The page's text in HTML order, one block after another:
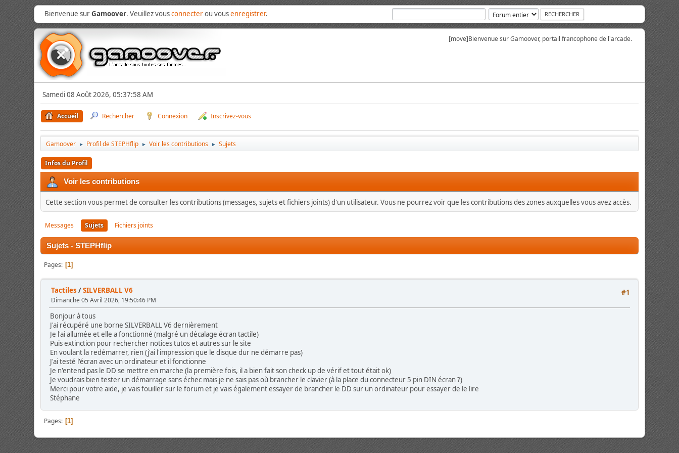
Bienvenue surGamoover. Veuillez vousconnecterou vousenregistrer.
[move]Bienvenue sur Gamoover, portail francophone de l'arcade.
Samedi 08 Août 2026, 05:37:58 AM
Accueil Rechercher Connexion Inscrivez-vous
Gamoover ► Profil de STEPHflip ► Voir les contributions ► Sujets
Infos du Profil
Voir les contributions
Cette section vous permet de consulter les contributions (messages, sujets et fichiers joints) d'un utilisateur. Vous ne pourrez voir que les contributions des zones auxquelles vous avez accès.
Messages Sujets Fichiers joints
Sujets - STEPHflip
Pages 1
#1
Tactiles /SILVERBALL V6
Dimanche 05 Avril 2026, 19:50:46 PM
Bonjour à tous
J'ai récupéré une borne SILVERBALL V6 dernièrement
Je l'ai allumée et elle a fonctionné (malgré un décalage écran tactile)
Puis extinction pour rechercher notices tutos et autres sur le site
En voulant la redémarrer, rien (j'ai l'impression que le disque dur ne démarre pas)
J'ai testé l'écran avec un ordinateur et il fonctionne
Je n'entend pas le DD se mettre en marche (la première fois, il a bien fait son check up de vérif et tout était ok)
Je voudrais bien tester un démarrage sans échec mais je ne sais pas où brancher le clavier (à la place du connecteur 5 pin DIN écran ?)
Merci pour votre aide, je vais fouiller sur le forum et je vais également essayer de brancher le DD sur un ordinateur pour essayer de le lire
Stéphane
Pages 1